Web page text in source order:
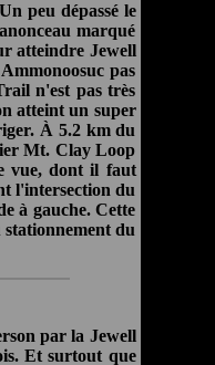
peu dépassé le
marqué
atteindre Jewell
pas
n'est pas très
atteint un super
À 5.2 km du
Mt. Clay Loop
vue, dont il faut
l'intersection du
à gauche. Cette
du
par la Jewell
Et surtout que